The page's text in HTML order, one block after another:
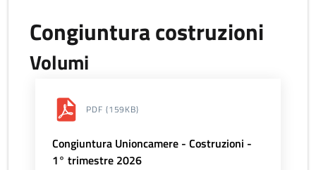
Congiuntura costruzioni
Volumi
PDF (159KB)
Congiuntura Unioncamere - Costruzioni -
1° trimestre 2026